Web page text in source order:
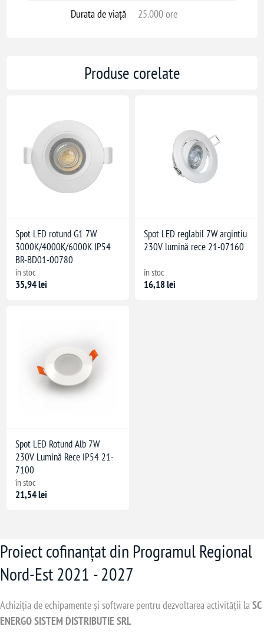
Durata de viață 25.000 ore
Produse corelate
Spot LED rotund G1 7W
3000K/4000K/6000K IP54
BR-BD01-00780
în stoc
35,94 lei
Spot LED reglabil 7W argintiu
230V lumină rece 21-07160
în stoc
16,18 lei
Spot LED Rotund Alb 7W
230V Lumină Rece IP54 21-
7100
în stoc
21,54 lei
Proiect cofinanțat din Programul Regional
Nord-Est 2021 - 2027
Achiziția de echipamente și software pentru dezvoltarea activității la SC
ENERGO SISTEM DISTRIBUTIE SRL